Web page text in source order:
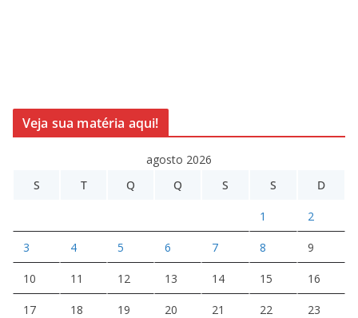
Veja sua matéria aqui!
agosto 2026
S
T Q Q S S D
1 2
3 4 5 6 7 8 9
10 11 12 13 14 15 16
17 18 19 20 21 22 23